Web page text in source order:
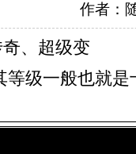
作者：
、超级变
等级一般也就